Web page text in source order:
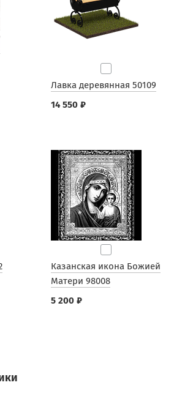
Лавка деревянная 50109
14 550 ₽
Казанская икона Божией
Матери 98008
5 200 ₽